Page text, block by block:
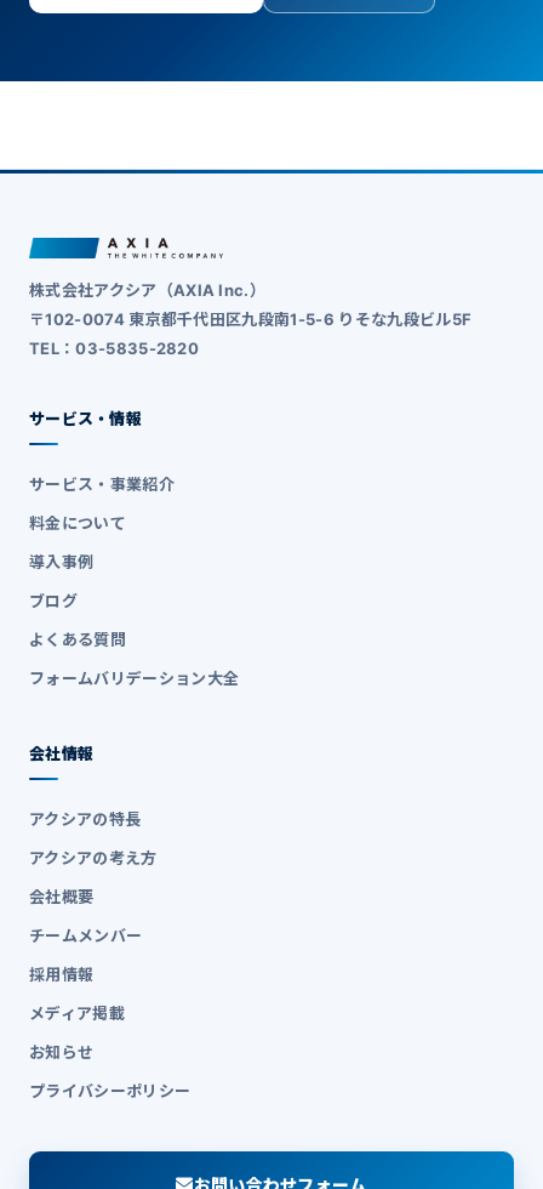
株式会社アクシア（AXIA Inc.）
〒102-0074 東京都千代田区九段南1-5-6 りそな九段ビル5F
TEL：03-5835-2820
サービス・情報
サービス・事業紹介
料金について
導入事例
ブログ
よくある質問
フォームバリデーション大全
会社情報
アクシアの特長
アクシアの考え方
会社概要
チームメンバー
採用情報
メディア掲載
お知らせ
プライバシーポリシー
お問い合わせフォーム